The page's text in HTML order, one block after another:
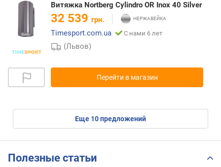
Витяжка Nortberg Cylindro OR Inox 40 Silver
32 539 грн.
Timesport.com.ua
С нами 6 лет
(Львов)
Перейти в магазин
eще 10предложений
Полезные статьи